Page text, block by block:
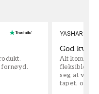
YASHAR
God
Alt kom
fleksible på
seg at vi
tapet, og